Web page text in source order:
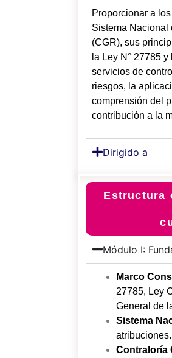
Proporcionar a
Sistema Nacional
(CGR), sus
la Ley N° 27785
servicios de
riesgos, la
comprensión del
contribución a la
Dirigido a
Estructura
Módulo I:
Marco
27785, Ley
General de
Sistema
atribuciones.
Contraloría